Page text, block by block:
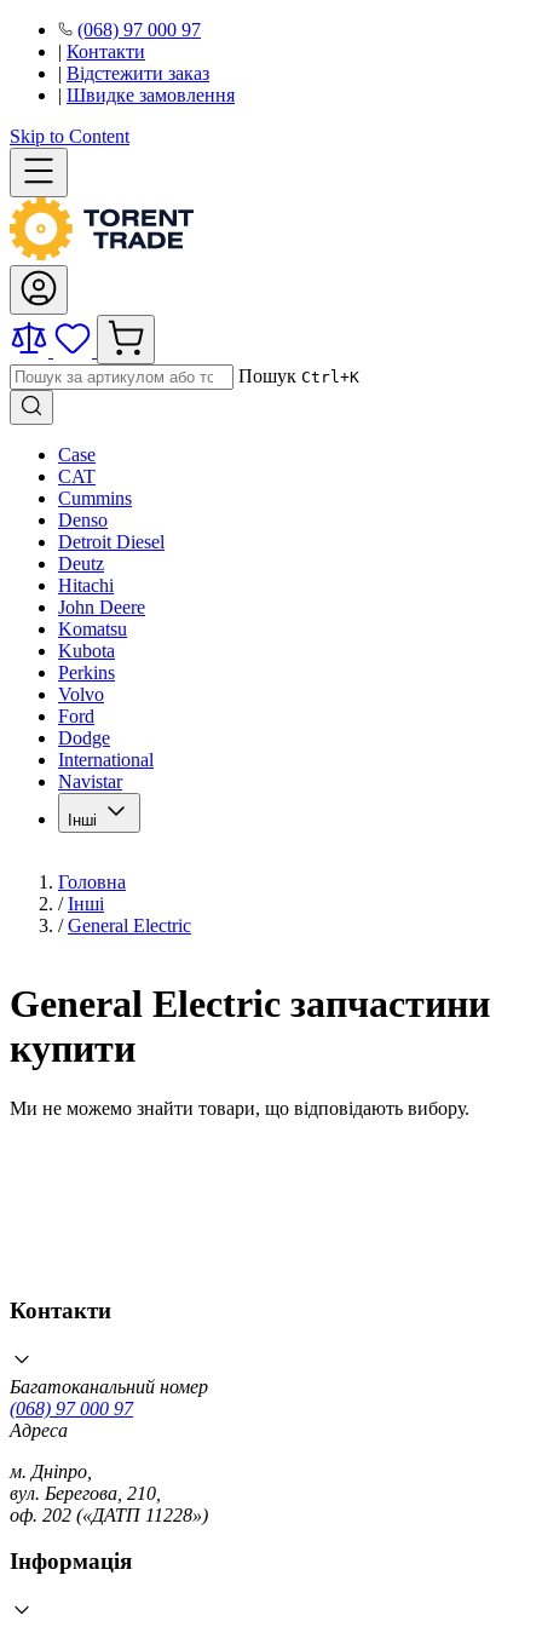
(068) 97 000 97
| Контакти
| Відстежити заказ
| Швидке замовлення
Skip to Content
Пошук Ctrl+K
Case
CAT
Cummins
Denso
Detroit Diesel
Deutz
Hitachi
John Deere
Komatsu
Kubota
Perkins
Volvo
Ford
Dodge
International
Navistar
Інші
Головна
/ Інші
/ General Electric
General Electric запчастини
купити
Ми не можемо знайти товари, що відповідають вибору.
Контакти
Багатоканальний номер
(068) 97 000 97
Адреса
м. Дніпро,
вул. Берегова, 210,
оф. 202 («ДАТП 11228»)
Інформація